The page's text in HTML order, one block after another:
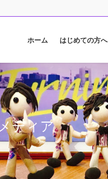
ホーム はじめての方へ
メディア